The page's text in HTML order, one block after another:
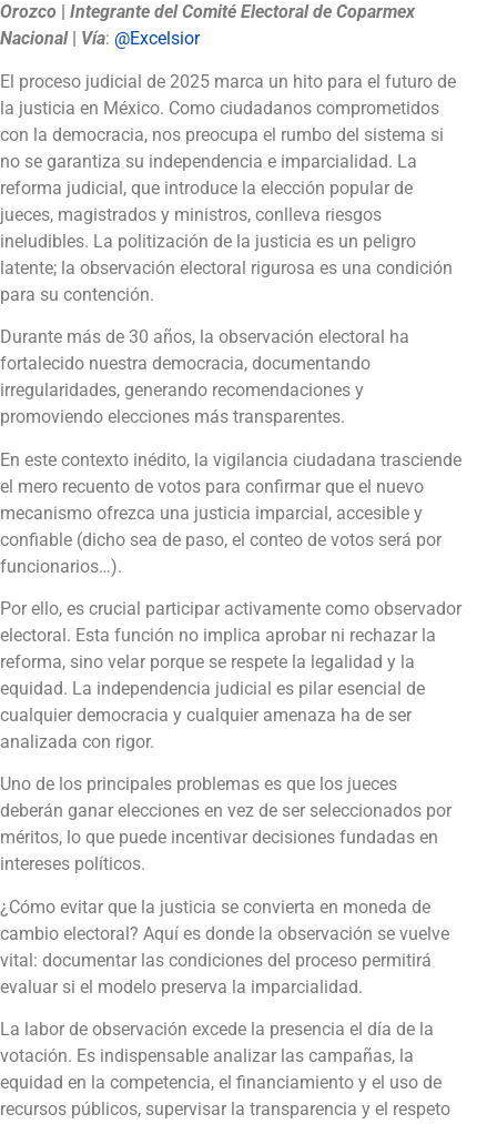
Orozco
Integrante del Comité Electoral de Coparmex
Nacional
Vía: @Excelsior
El proceso judicial de 2025 marca un hito para el futuro de
la justicia en México. Como ciudadanos comprometidos
con la democracia, nos preocupa el rumbo del sistema si
no se garantiza su independencia e imparcialidad. La
reforma judicial, que introduce la elección popular de
jueces, magistrados y ministros, conlleva riesgos
ineludibles. La politización de la justicia es un peligro
latente; la observación electoral rigurosa es una condición
para su contención.
Durante más de 30 años, la observación electoral ha
fortalecido nuestra democracia, documentando
irregularidades, generando recomendaciones y
promoviendo elecciones más transparentes.
En este contexto inédito, la vigilancia ciudadana trasciende
el mero recuento de votos para confirmar que el nuevo
mecanismo ofrezca una justicia imparcial, accesible y
confiable (dicho sea de paso, el conteo de votos será por
funcionarios…).
Por ello, es crucial participar activamente como observador
electoral. Esta función no implica aprobar ni rechazar la
reforma, sino velar porque se respete la legalidad y la
equidad. La independencia judicial es pilar esencial de
cualquier democracia y cualquier amenaza ha de ser
analizada con rigor.
Uno de los principales problemas es que los jueces
deberán ganar elecciones en vez de ser seleccionados por
méritos, lo que puede incentivar decisiones fundadas en
intereses políticos.
¿Cómo evitar que la justicia se convierta en moneda de
cambio electoral? Aquí es donde la observación se vuelve
vital: documentar las condiciones del proceso permitirá
evaluar si el modelo preserva la imparcialidad.
La labor de observación excede la presencia el día de la
votación. Es indispensable analizar las campañas, la
equidad en la competencia, el financiamiento y el uso de
recursos públicos, supervisar la transparencia y el respeto